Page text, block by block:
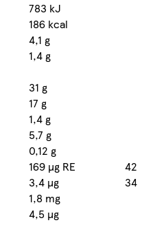
783 kJ
186 kcal
4,1 g
1,4 g
31 g
17 g
1,4 g
5,7 g
0,12 g
169 µg RE
42
3,4 µg
34
1,8 mg
4,5 µg